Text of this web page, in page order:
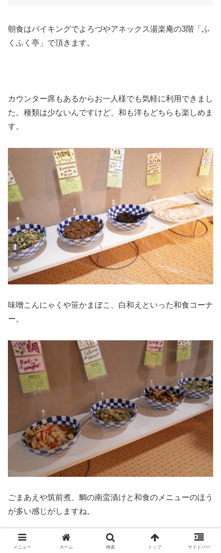
朝食はバイキングでよろづやアネックス湯楽庵の3階「ふ
くふく亭」で頂きます。
カウンター席もあるからお一人様でも気軽に利用できまし
た。種類は少ないんですけど、和も洋もどちらも楽しめま
す。
味噌こんにゃくや笹かまぼこ、白和えといった和食コーナ
ー。
ごまあえや筑前煮、鯛の南蛮漬けと和食のメニューのほう
が多い感じがしますね。
メニュー ホーム 検索 トップ サイドバー